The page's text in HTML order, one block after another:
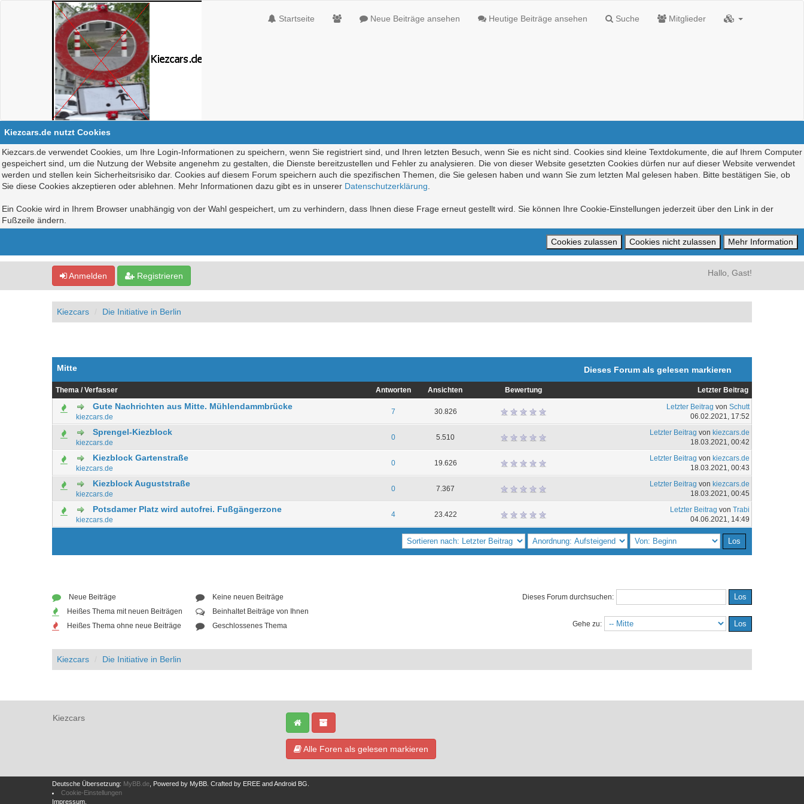
Startseite Neue Beiträge ansehen Heutige Beiträge ansehen Suche Mitglieder
Kiezcars.de nutzt Cookies
Kiezcars.de verwendet Cookies, um Ihre Login-Informationen zu speichern, wenn Sie registriert sind, und Ihren letzten Besuch, wenn Sie es nicht sind. Cookies sind kleine Textdokumente, die auf Ihrem Computer
gespeichert sind, um die Nutzung der Website angenehm zu gestalten, die Dienste bereitzustellen und Fehler zu analysieren. Die von dieser Website gesetzten Cookies dürfen nur auf dieser Website verwendet
werden und stellen kein Sicherheitsrisiko dar. Cookies auf diesem Forum speichern auch die spezifischen Themen, die Sie gelesen haben und wann Sie zum letzten Mal gelesen haben. Bitte bestätigen Sie, ob
Sie diese Cookies akzeptieren oder ablehnen. Mehr Informationen dazu gibt es in unserer Datenschutzerklärung
Ein Cookie wird in Ihrem Browser unabhängig von der Wahl gespeichert, um zu verhindern, dass Ihnen diese Frage erneut gestellt wird. Sie können Ihre Cookie-Einstellungen jederzeit über den Link in der
Fußzeile ändern.
Anmelden Registrieren Hallo, Gast!
Kiezcars Die Initiative in Berlin
Mitte Dieses Forum als gelesen markieren
Thema /Verfasser Antworten Ansichten Bewertung Letzter Beitrag
Gute Nachrichten aus Mitte. Mühlendammbrücke
kiezcars.de
7 30.826
0 Bewertung(en) - 0 von 5 durchschnittlich
1 2345 Letzter Beitrag von Schutt
06.02.2021, 17:52
Sprengel-Kiezblock
kiezcars.de
0 5.510
0 Bewertung(en) - 0 von 5 durchschnittlich Letzter Beitrag von kiezcars.de
18.03.2021, 00:42
Kiezblock Gartenstraße
kiezcars.de
0 19.626
0 Bewertung(en) - 0 von 5 durchschnittlich Letzter Beitrag von kiezcars.de
18.03.2021, 00:43
Kiezblock Auguststraße
kiezcars.de
0 7.367
0 Bewertung(en) - 0 von 5 durchschnittlich Letzter Beitrag von kiezcars.de
18.03.2021, 00:45
Potsdamer Platz wird autofrei. Fußgängerzone
kiezcars.de
4 23.422
0 Bewertung(en) - 0 von 5 durchschnittlich
123 4 5 Letzter Beitrag von Trabi
04.06.2021, 14:49
Neue Beiträge
Heißes Thema mit neuen Beiträgen
Heißes Thema ohne neue Beiträge
Keine neuen Beiträge
Beinhaltet Beiträge von Ihnen
Geschlossenes Thema
Dieses Forum durchsuchen:
Gehe zu:
Kiezcars Die Initiative in Berlin
Kiezcars
Alle Foren als gelesen markieren
Deutsche Übersetzung: MyBB.de , Powered by MyBB Crafted by EREE andAndroid BG
Cookie-Einstellungen
Impressum